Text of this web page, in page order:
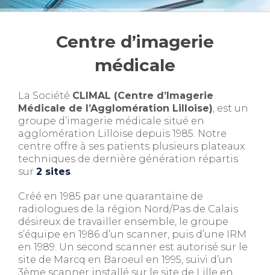
Centre d’imagerie
médicale
La Société CLIMAL (Centre d’Imagerie
Médicale de l’Agglomération Lilloise), est un
groupe d’imagerie médicale situé en
agglomération Lilloise depuis 1985. Notre
centre offre à ses patients plusieurs plateaux
techniques de dernière génération répartis
sur 2 sites.
Créé en 1985 par une quarantaine de
radiologues de la région Nord/Pas de Calais
désireux de travailler ensemble, le groupe
s’équipe en 1986 d’un scanner, puis d’une IRM
en 1989. Un second scanner est autorisé sur le
site de Marcq en Baroeul en 1995, suivi d’un
3ème scanner installé sur le site de Lille en